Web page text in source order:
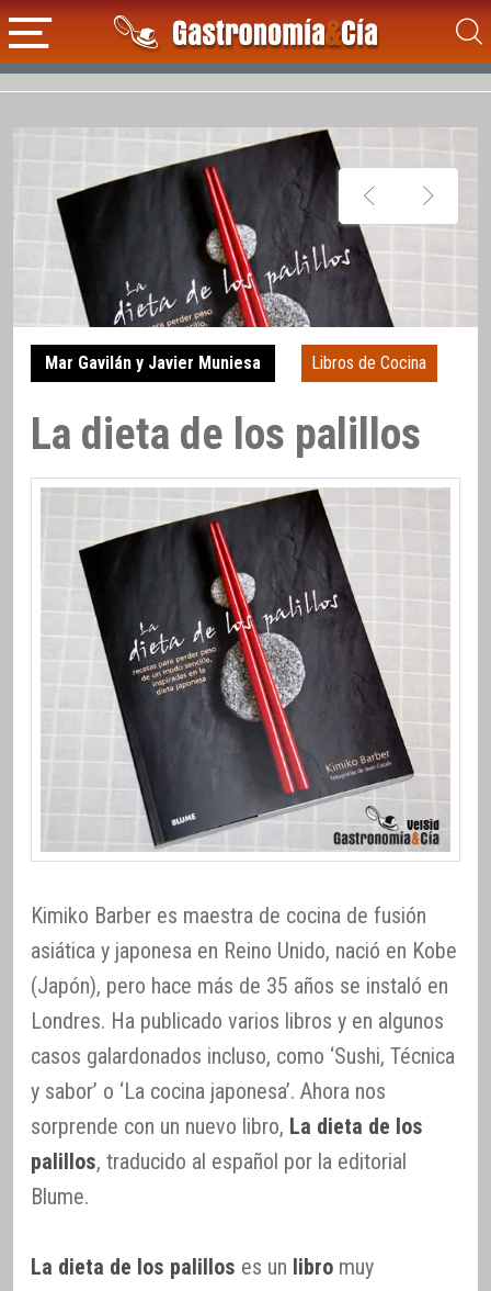
Mar Gavilán y Javier Muniesa Libros de Cocina
La dieta de los palillos
Kimiko Barber es maestra de cocina de fusión
asiática y japonesa en Reino Unido, nació en Kobe
(Japón), pero hace más de 35 años se instaló en
Londres. Ha publicado varios libros y en algunos
casos galardonados incluso, como ‘Sushi, Técnica
y sabor’ o ‘La cocina japonesa’. Ahora nos
sorprende con un nuevo libro, La dieta de los
palillos, traducido al español por la editorial
Blume.
La dieta de los palillos es un libro muy